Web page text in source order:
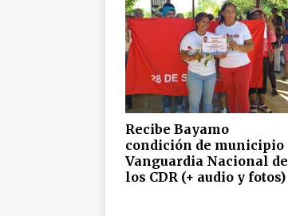
Recibe Bayamo
condición de municipio
Vanguardia Nacional de
los CDR (+ audio y fotos)